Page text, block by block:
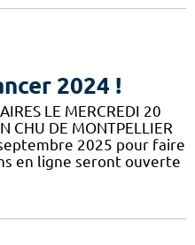
2024 !
LE MERCREDI 20
CHU DE MONTPELLIER
2025 pour faire
en ligne seront ouverte